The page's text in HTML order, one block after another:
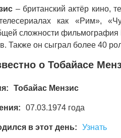
– британский актёр кино,
как «Рим»,
сложности фильмография
Также он сыграл более 40
о Тобайасе
Тобайас Мензис
07.03.1974 года
в этот день: Узнать